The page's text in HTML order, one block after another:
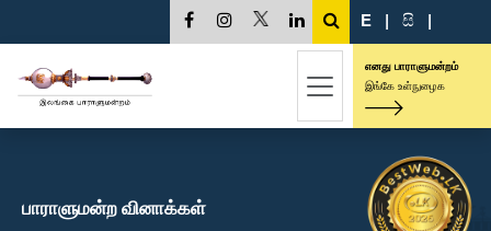
E | සි |
எனது பாராளுமன்றம்
இங்கே உள்நுழைக
பாராளுமன்ற வினாக்கள்